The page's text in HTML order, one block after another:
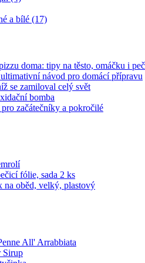
a bílé (17)
doma: tipy na těsto, omáčku i
návod pro domácí přípravu
se zamiloval celý svět
bomba
začátečníky a pokročilé
fólie, sada 2 ks
na oběd, velký, plastový
All' Arrabbiata
Sirup